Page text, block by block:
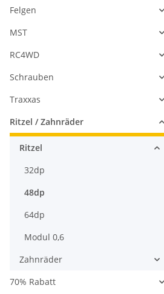
Steel gear
Felgen
MST
RC4WD
Schrauben
Traxxas
Ritzel / Zahnräder
Ritzel
32dp
48dp
64dp
Modul 0,6
Zahnräder
70% Rabatt